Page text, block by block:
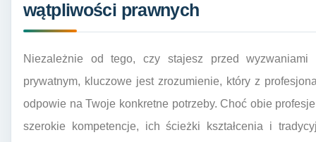
wątpliwości prawnych
Niezależnie od tego, czy stajesz przed
prywatnym, kluczowe jest zrozumienie, który z
odpowie na Twoje konkretne potrzeby. Choć obie
szerokie kompetencje, ich ścieżki kształcenia i